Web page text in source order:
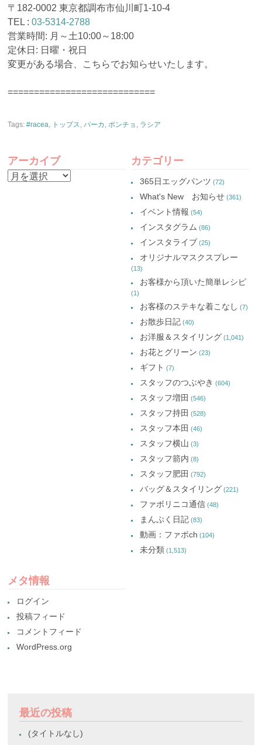
〒182-0002 東京都調布市仙川町1-10-4
TEL :03-5314-2788
営業時間: 月～土10:00～18:00
定休日: 日曜・祝日
変更がある場合、こちらでお知らせいたします。
============================
Tags:#racea, トップス,パーカ ,ポンチョ , ラシア
アーカイブ
ア
カテゴリー
365日エッグパンツ (72)
What's New お知らせ(361)
イベント情報 (54)
インスタグラム (86)
インスタライブ (25)
オリジナルマスクスプレー
(13)
お客様から頂いた簡単レシピ
(1)
お客様のステキな着こなし (7)
お散歩日記(40)
お洋服＆スタイリング (1,041)
お花とグリーン (23)
ギフト (7)
スタッフのつぶやき (604)
スタッフ増田 (546)
スタッフ持田 (528)
スタッフ本田 (46)
スタッフ横山 (3)
スタッフ箭内 (8)
スタッフ肥田 (792)
バッグ＆スタイリング (221)
ファボリニコ通信 (48)
まんぷく日記(83)
動画：ファボch (104)
未分類 (1,513)
メタ情報
ログイン
投稿フィード
コメントフィード
WordPress.org
最近の投稿
(タイトルなし)